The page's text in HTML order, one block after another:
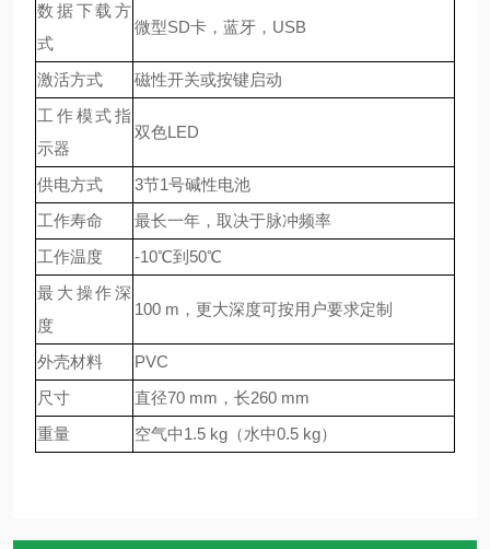
数据下载方
式
微型SD卡，蓝牙， USB
激活方式
磁性开关或按键启动
工作模式指
示器
双色LED
供电方式 3节1号碱性电池
工作寿命
最长一年，取决于脉冲频率
工作温度
-10℃到 50℃
最大操作深
度
100 m ，更大深度可按用户要求定制
外壳材料
PVC
尺寸
直径70 mm ，长260 mm
重量
空气中1.5 kg （水中0.5 kg）